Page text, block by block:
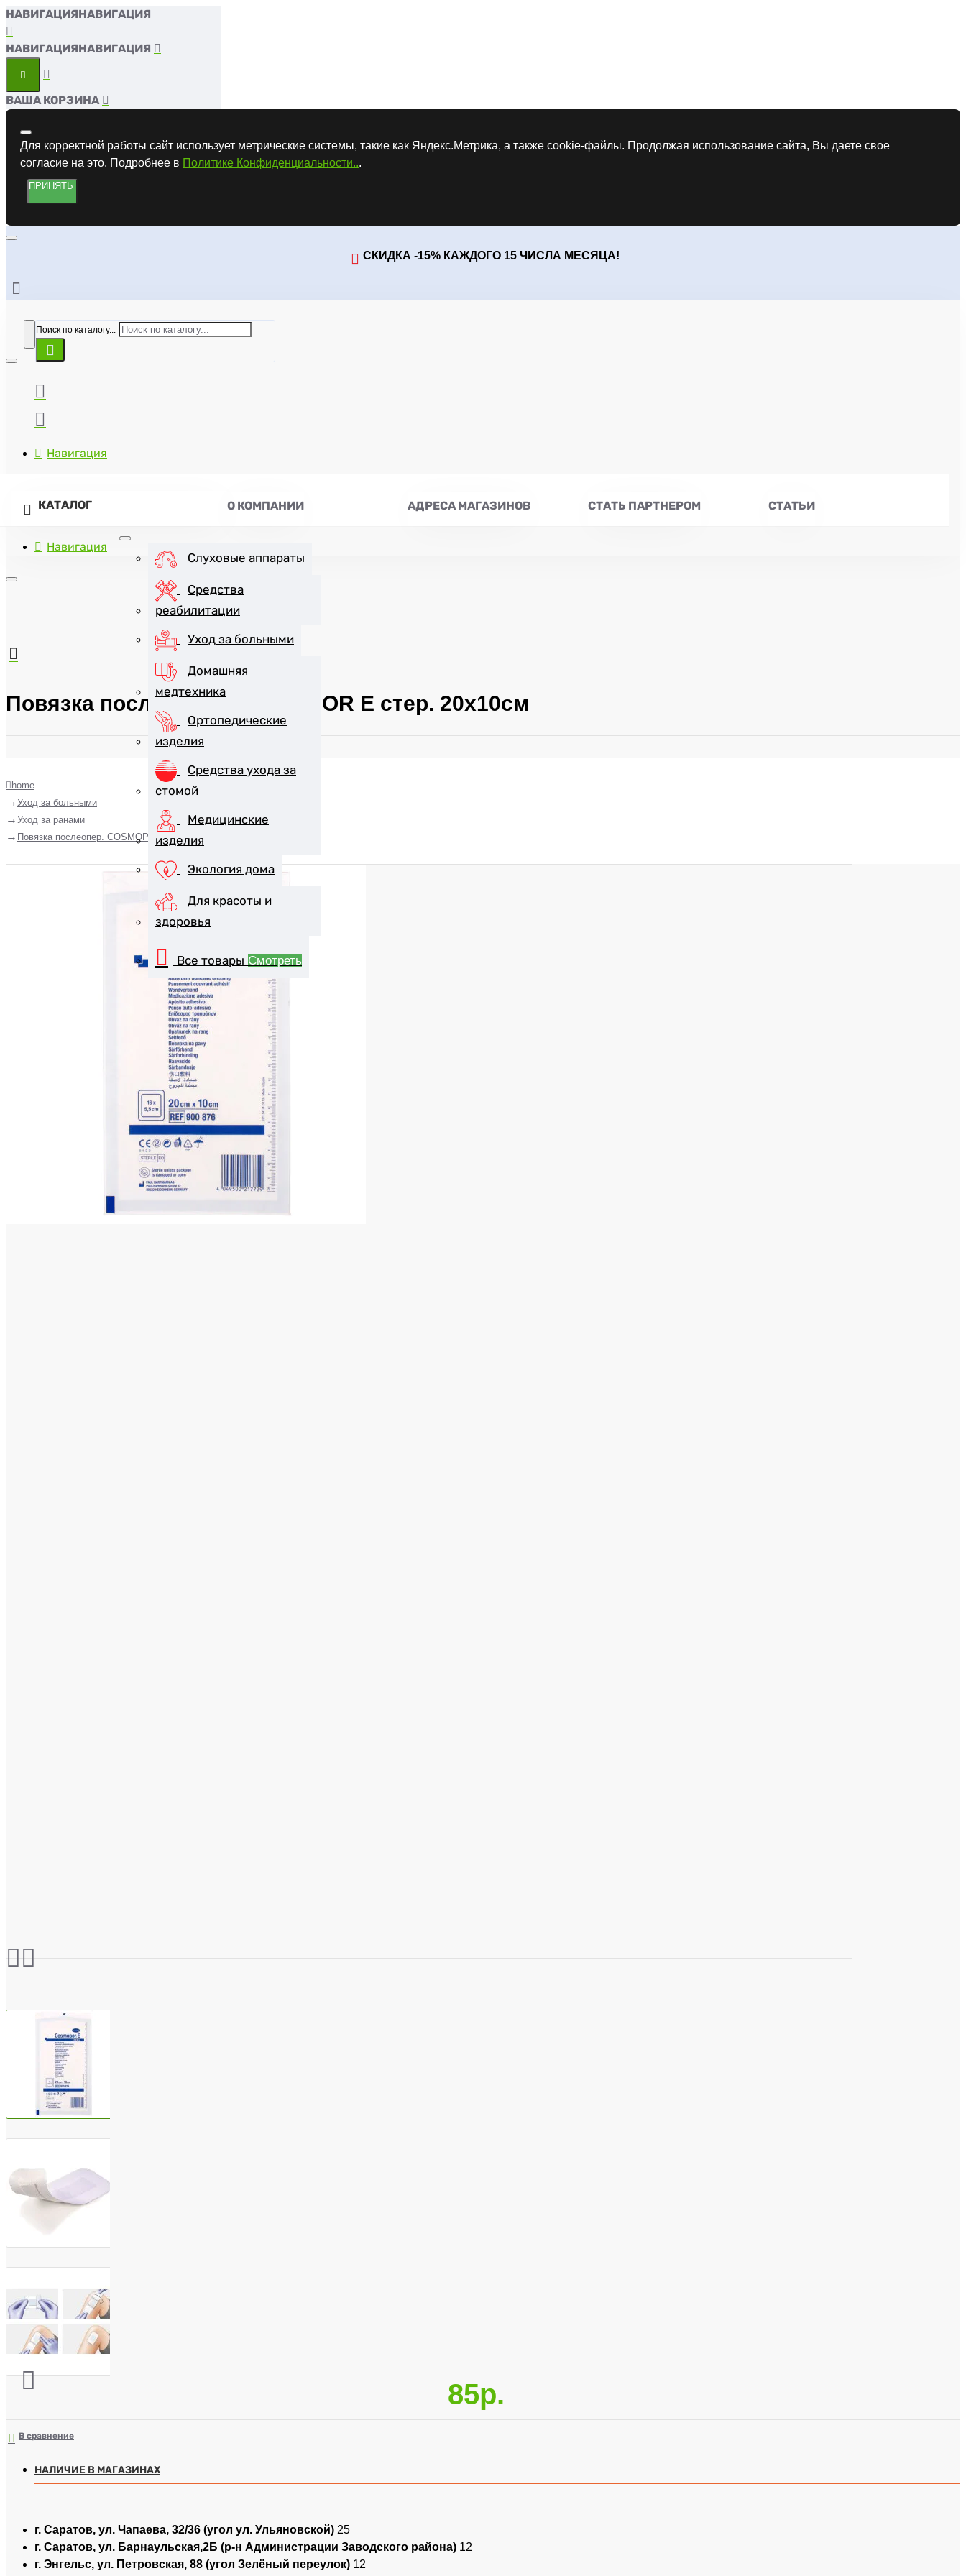
НАВИГАЦИЯ
НАВИГАЦИЯ
ВАША КОРЗИНА
Для корректной работы сайт использует метрические системы, такие как Яндекс.Метрика, а также cookie-файлы. Продолжая использование сайта, Вы даете свое
согласие на это. Подробнее в Политике Конфиденциальности...
ПРИНЯТЬ
СКИДКА -15% КАЖДОГО 15 ЧИСЛА МЕСЯЦА!
Поиск по каталогу...
Навигация
КАТАЛОГ
Слуховые аппараты
Средства
реабилитации
Уход за больными
Домашняя
медтехника
Ортопедические
изделия
Средства ухода за
стомой
Медицинские
изделия
Экология дома
Для красоты и
здоровья
Все товары Смотреть
О КОМПАНИИ АДРЕСА МАГАЗИНОВ СТАТЬ ПАРТНЕРОМ СТАТЬИ
Навигация
Повязка послеопер. COSMOPOR E стер. 20х10см
home
Уход за больными
Уход за ранами
Повязка послеопер. COSMOPOR E стер. 20х10см
85р.
В сравнение
НАЛИЧИЕ В МАГАЗИНАХ
г. Саратов, ул. Чапаева, 32/36 (угол ул. Ульяновской) 25
г. Саратов, ул. Барнаульская,2Б (р-н Администрации Заводского района) 12
г. Энгельс, ул. Петровская, 88 (угол Зелёный переулок) 12